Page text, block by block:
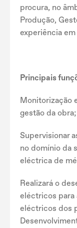
procura, no
Produção,
experiência
Principais
Monitorização
gestão da obra;
Supervisionar
no domínio da
eléctrica de
Realizará o
eléctricos para
eléctricos dos